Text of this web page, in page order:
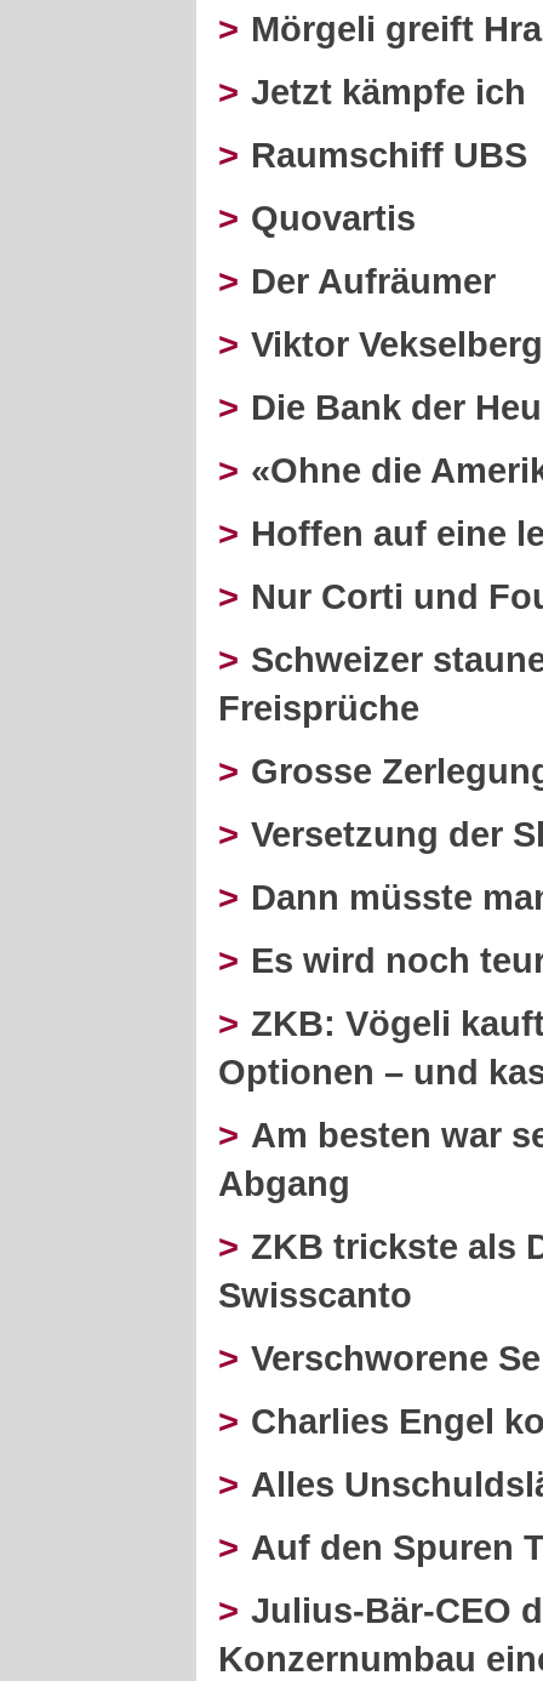
> Mörgeli greift
> Jetzt kämpfe ich
> Raumschiff UBS
> Quovartis
> Der Aufräumer
> Viktor
> Die Bank der
> «Ohne die
> Hoffen auf eine
> Nur Corti und
> Schweizer
Freisprüche
> Grosse
> Versetzung der
> Dann müsste
> Es wird noch
> ZKB: Vögeli
Optionen – und
> Am besten war
Abgang
> ZKB trickste als
Swisscanto
> Verschworene
> Charlies Engel
> Alles
> Auf den Spuren
> Julius-Bär-CEO
Konzernumbau